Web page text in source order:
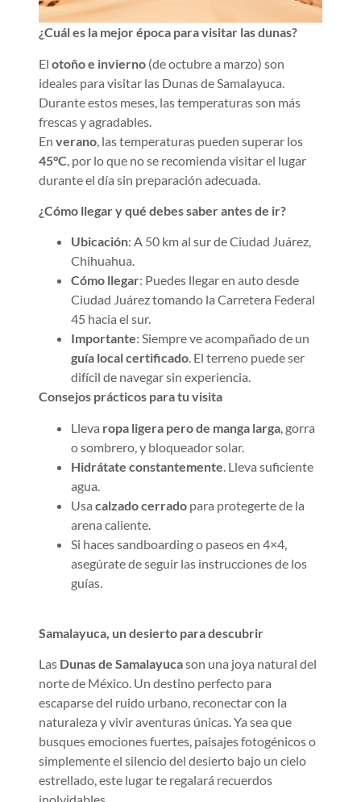
¿Cuál es la mejor época para visitar las dunas?
El otoño e invierno (de octubre a marzo) son
ideales para visitar las Dunas de Samalayuca.
Durante estos meses, las temperaturas son más
frescas y agradables.
En verano , las temperaturas pueden superar los
45°C , por lo que no se recomienda visitar el lugar
durante el día sin preparación adecuada.
¿Cómo llegar y qué debes saber antes de ir?
Ubicación: A 50 km al sur de Ciudad Juárez,
Chihuahua.
Cómo llegar: Puedes llegar en auto desde
Ciudad Juárez tomando la Carretera Federal
45 hacia el sur.
Importante: Siempre ve acompañado de un
guía local certificado. El terreno puede ser
difícil de navegar sin experiencia.
Consejos prácticos para tu visita
Lleva ropa ligera pero de manga larga , gorra
o sombrero, y bloqueador solar.
Hidrátate constantemente . Lleva suficiente
agua.
Usa calzado cerrado para protegerte de la
arena caliente.
Si haces sandboarding o paseos en 4×4,
asegúrate de seguir las instrucciones de los
guías.
Samalayuca, un desierto para descubrir
Las Dunas de Samalayucason una joya natural del
norte de México. Un destino perfecto para
escaparse del ruido urbano, reconectar con la
naturaleza y vivir aventuras únicas. Ya sea que
busques emociones fuertes, paisajes fotogénicos o
simplemente el silencio del desierto bajo un cielo
estrellado, este lugar te regalará recuerdos